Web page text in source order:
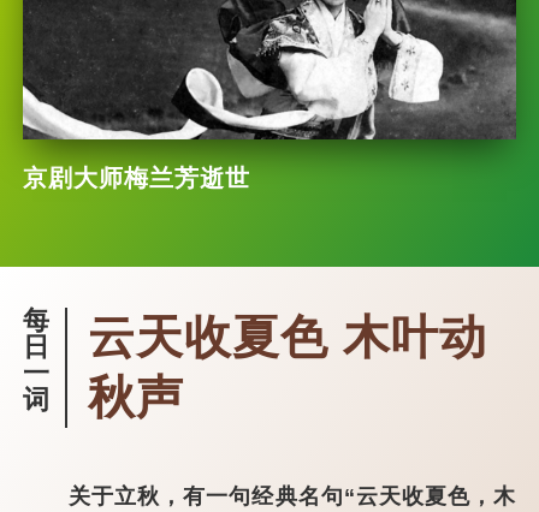
京剧大师梅兰芳逝世
每
日
一
词
云天收夏色 木叶动
秋声
关于立秋，有一句经典名句“云天收夏色，木